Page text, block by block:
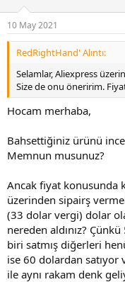
ayarlarım dedim. O
bazında diğerleri ile
Kullandıkça güncelleme
10 May 2021
RedRightHand' Alıntı:
Selamlar, Aliexpress
Size de onu öneririm.
Hocam merhaba,
Bahsettiğiniz ürünü
Memnun musunuz?
Ancak fiyat konusunda
üzerinden sipairş
(33 dolar vergi) dolar
nereden aldınız? Çünkü
biri satmış diğerleri
ise 60 dolardan
ile aynı rakam denk